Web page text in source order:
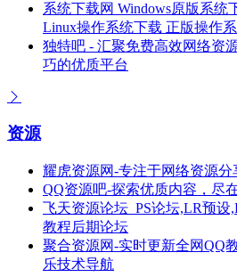
系统下载网 Windows原版系统
Linux操作系统下载 正版操作
独特吧 - 汇聚免费高效网络资
巧的优质平台
资源
耀虎资源网-专注于网络资源分
QQ资源吧-探索优质内容，尽
飞天资源论坛_PS论坛,LR预设
教程后期论坛
聚合资源网-实时更新全网QQ
乐技术导航